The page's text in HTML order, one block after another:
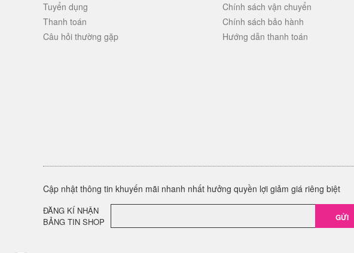
Tuyển dụng
Thanh toán
Câu hỏi thường gặp
Chính sách vận chuyển
Chính sách bảo hành
Hướng dẫn thanh toán
Cập nhật thông tin khuyến mãi nhanh nhất hưởng quyền lợi giảm giá riêng biệt
ĐĂNG KÍ NHẬN
BẢNG TIN SHOP
GỬI